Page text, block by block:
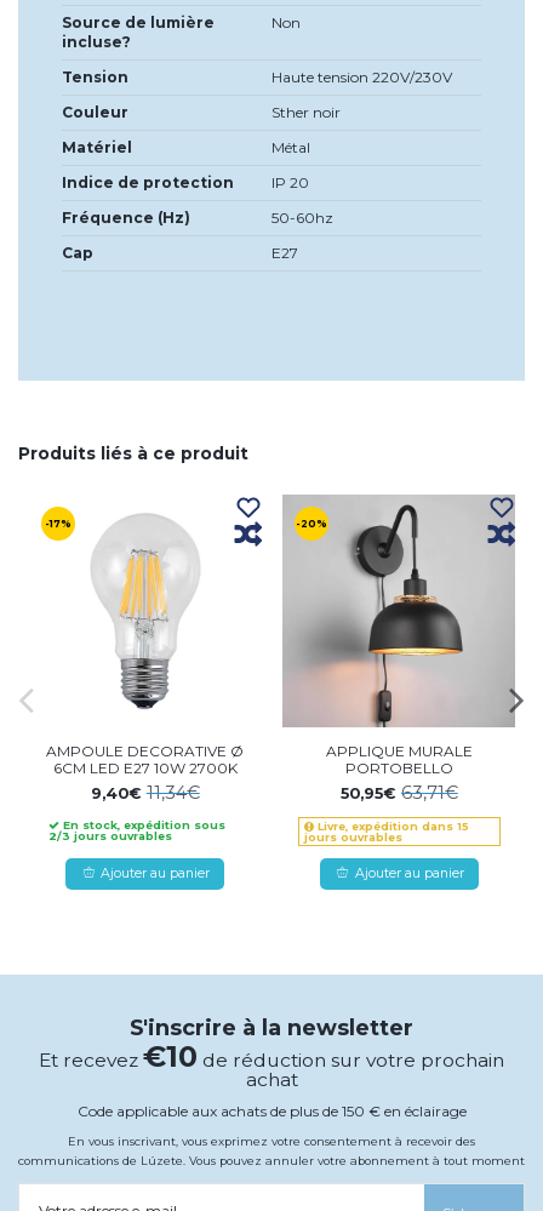
Source de lumière
incluse?
Non
Tension
Haute tension 220V/230V
Couleur
Sther noir
Matériel
Métal
Indice de protection
IP 20
Fréquence (Hz)
50-60hz
Cap
E27
Produits liés à ce produit
-17%
AMPOULE DECORATIVE Ø
6CM LED E27 10W 2700K
9,40€11,34€
En stock, expédition sous
2/3 jours ouvrables
Ajouter au panier
-20%
APPLIQUE MURALE
PORTOBELLO
50,95€ 63,71€
Livre, expédition dans 15
jours ouvrables
Ajouter au panier
S'inscrire à la newsletter
Et recevez €10 de réduction sur votre prochain
achat
Code applicable aux achats de plus de 150 € en éclairage
En vous inscrivant, vous exprimez votre consentement à recevoir des
communications de Lúzete. Vous pouvez annuler votre abonnement à tout moment